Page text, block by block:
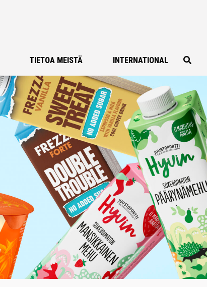
TIETOA MEISTÄ INTERNATIONAL